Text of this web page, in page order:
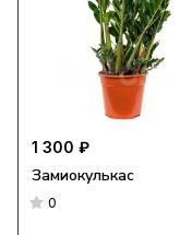
1 300 ₽
Замиокулькас
0